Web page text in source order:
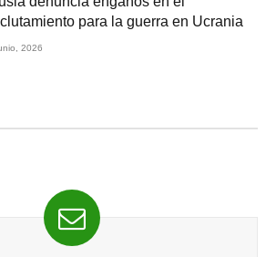
para la guerra en Ucrania
2026